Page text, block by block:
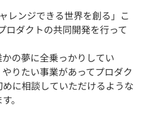
レンジできる世界を創る」こ
ロダクトの共同開発を行って
の夢に全乗っかりしてい
りたい事業があってプロダク
に相談していただけるような
。